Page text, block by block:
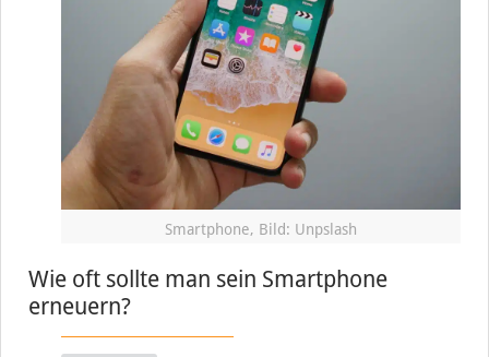
Smartphone, Bild: Unpslash
Wie oft sollte man sein Smartphone
erneuern?